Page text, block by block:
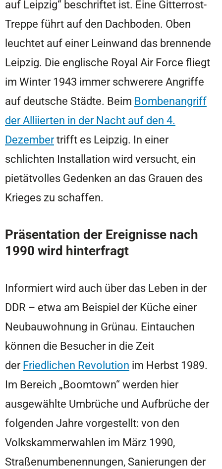
auf Leipzig“ beschriftet ist. Eine Gitterrost-
Treppe führt auf den Dachboden. Oben
leuchtet auf einer Leinwand das brennende
Leipzig. Die englische Royal Air Force fliegt
im Winter 1943 immer schwerere Angriffe
auf deutsche Städte. Beim Bombenangriff
der Alliierten in der Nacht auf den 4.
Dezembertrifft es Leipzig. In einer
schlichten Installation wird versucht, ein
pietätvolles Gedenken an das Grauen des
Krieges zu schaffen.
Präsentation der Ereignisse nach
1990 wird hinterfragt
Informiert wird auch über das Leben in der
DDR – etwa am Beispiel der Küche einer
Neubauwohnung in Grünau. Eintauchen
können die Besucher in die Zeit
derFriedlichen Revolution im Herbst 1989.
Im Bereich „Boomtown“ werden hier
ausgewählte Umbrüche und Aufbrüche der
folgenden Jahre vorgestellt: von den
Volkskammerwahlen im März 1990,
Straßenumbenennungen, Sanierungen der